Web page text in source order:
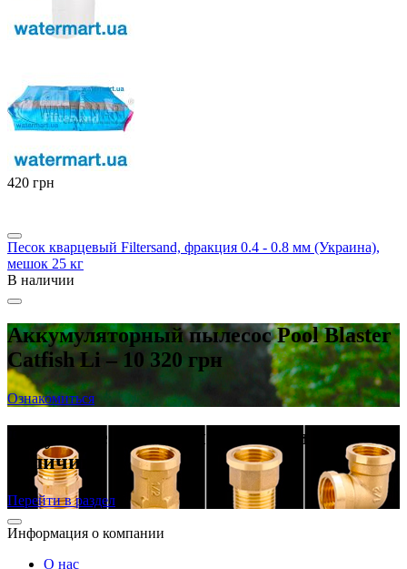
‍420‍ грн
Песок кварцевый Filtersand, фракция 0.4 - 0.8 мм (Украина),
мешок 25 кг
В наличии
Аккумуляторный пылесос Pool Blaster
Catfish Li – 10 320 грн
Ознакомиться
Латунные резьбовые фитинги в
наличии
Перейти в раздел
Информация о компании
О нас